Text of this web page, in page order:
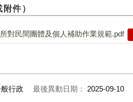
件）
對民間團體及個人補助作業規範.pdf
行政 最後異動日期： 2025-09-10